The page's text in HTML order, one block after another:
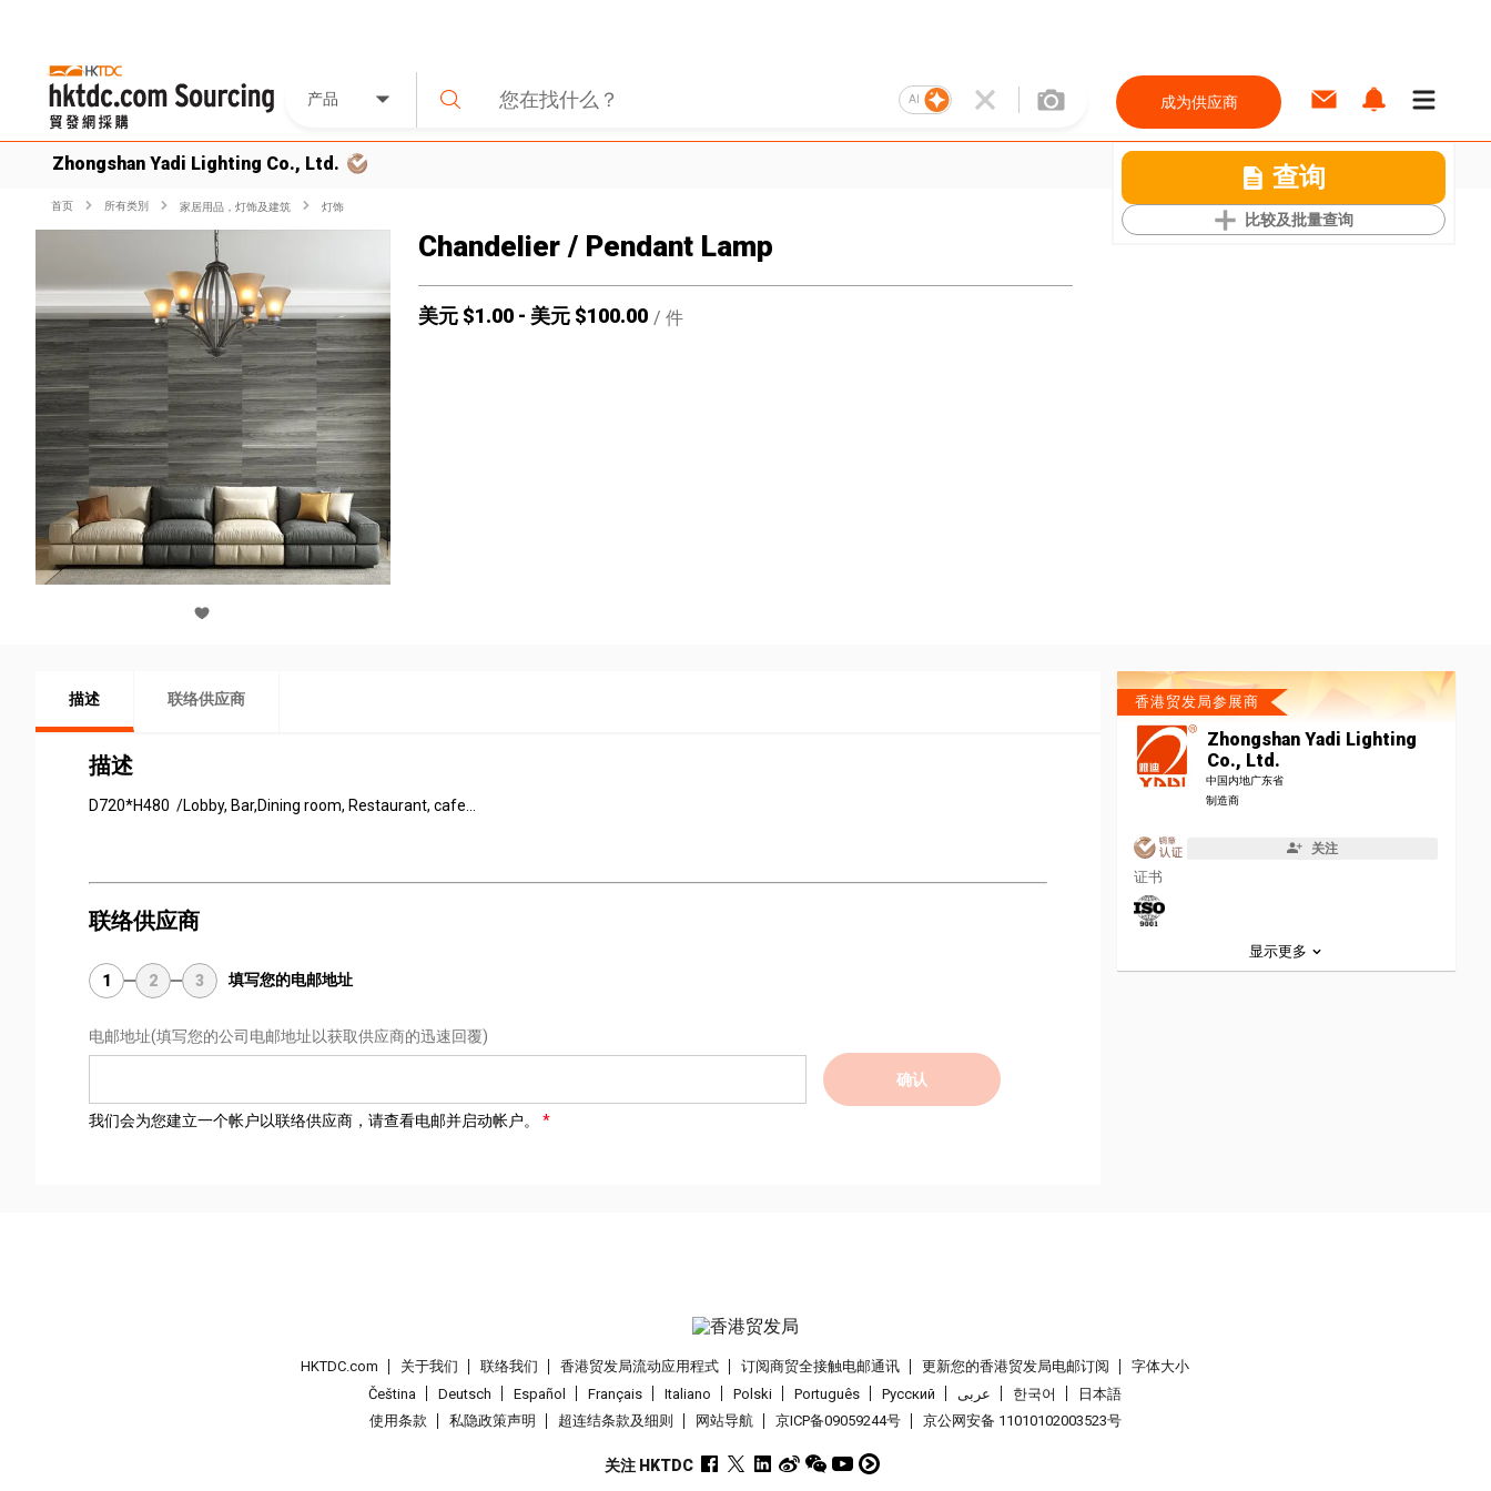
产品 AI 成为供应商
Zhongshan Yadi Lighting Co., Ltd. 查询
比较及批量查询
首页 所有类別 家居用品，灯饰及建筑 灯饰
Chandelier / Pendant Lamp
美元 $1.00 - 美元 $100.00 / 件
描述 联络供应商
描述
D720*H480 /Lobby, Bar,Dining room, Restaurant, cafe...
联络供应商
1 2 3 填写您的电邮地址
电邮地址(填写您的公司电邮地址以获取供应商的迅速回覆)
确认
我们会为您建立一个帐户以联络供应商，请查看电邮并启动帐户。
香港贸发局参展商
Zhongshan Yadi Lighting
Co., Ltd.
中国内地广东省
制造商
关注
证书
显示更多
HKTDC.com 关于我们 联络我们 香港贸发局流动应用程式 订阅商贸全接触电邮通讯 更新您的香港贸发局电邮订阅
字体大小
Čeština
Deutsch Español Français Italiano Polski Português Pусский عربى 한국어
日本語
使用条款
私隐政策声明 超连结条款及细则 网站导航 京ICP备09059244号 京公网安备 11010102003523号
关注 HKTDC